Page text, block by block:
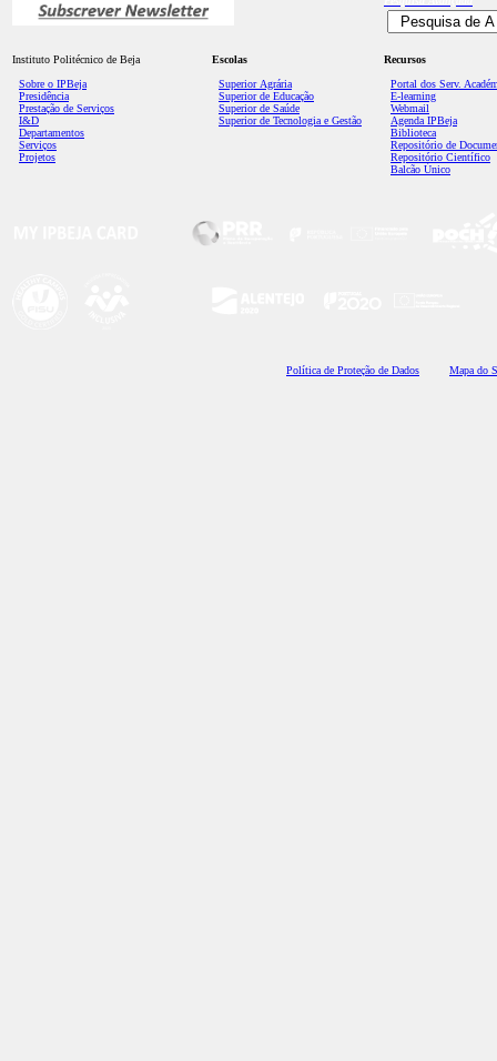
Instituto Politécnico de Beja
Sobre o IPBeja
Presidência
Prestação de Serviços
I&D
Departamentos
Serviços
Projetos
Escolas
Superior Agrária
Superior de Educação
Superior de Saúde
Superior de Tecnologia e Gestão
Recursos
Portal dos Serv.
E-learning
Webmail
Agenda IPBeja
Biblioteca
Repositório de
Repositório Científico
Balcão Único
Política de Proteção de Dados Mapa do